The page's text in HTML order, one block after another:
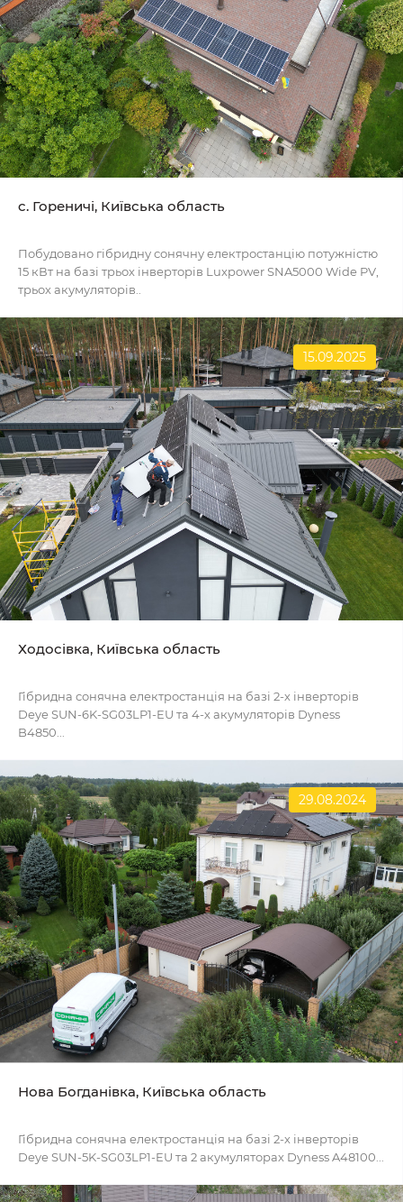
c. Гореничі, Київська область
Побудовано гібридну сонячну електростанцію потужністю
15 кВт на базі трьох інверторів Luxpower SNA5000 Wide PV,
трьох акумуляторів..
15.09.2025
Ходосівка, Київська область
Гібридна сонячна електростанція на базі 2-х інверторів
Deye SUN-6K-SG03LP1-EU та 4-х акумуляторів Dyness
B4850...
29.08.2024
Нова Богданівка, Київська область
Гібридна сонячна електростанція на базі 2-х інверторів
Deye SUN-5K-SG03LP1-EU та 2 акумуляторах Dyness A48100...